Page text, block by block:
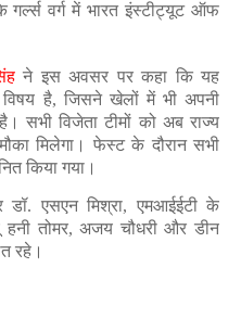
गर्ल्स वर्ग में भारत इंस्टीट्यूट ऑफ
ने इस अवसर पर कहा कि यह
विषय है, जिसने खेलों में भी अपनी
सभी विजेता टीमों को अब राज्य
मिलेगा। फेस्ट के दौरान सभी
किया गया।
एसएन मिश्रा, एमआईईटी के
तोमर, अजय चौधरी और डीन
रहे।